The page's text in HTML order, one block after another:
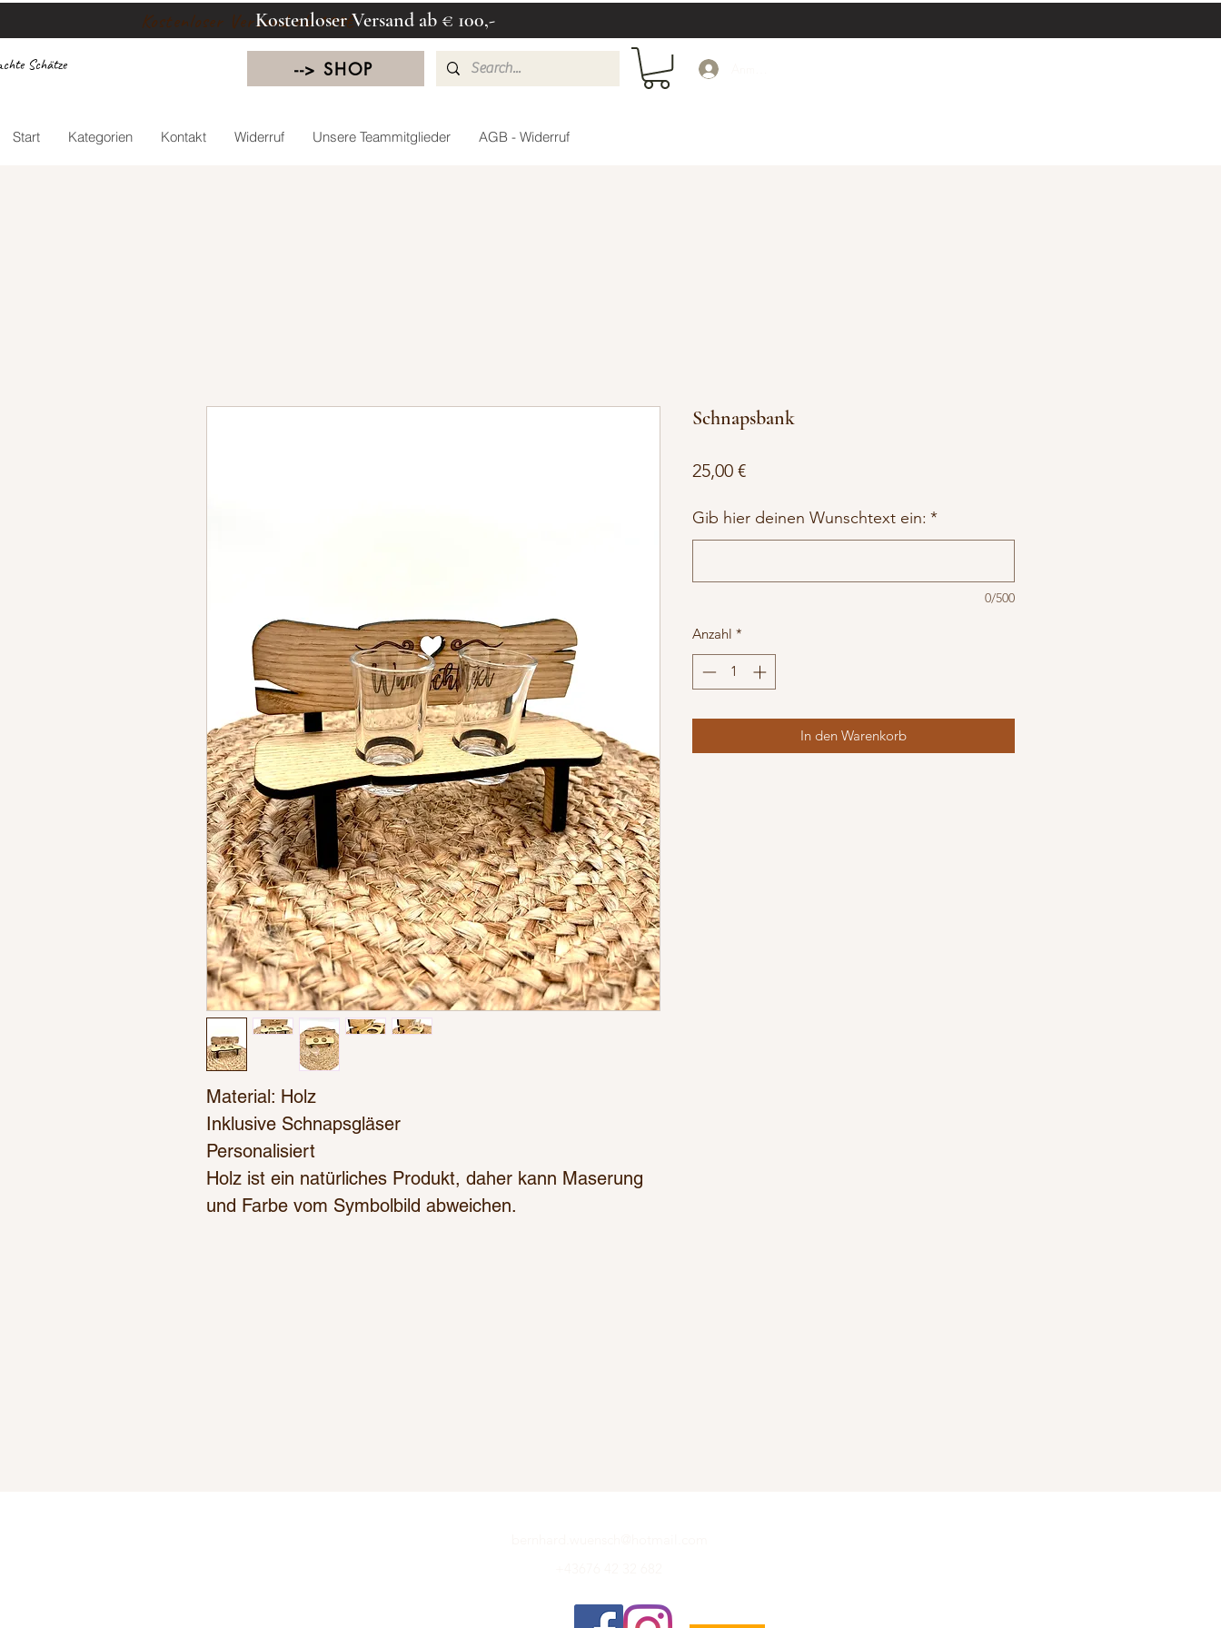
Kostenloser Versand ab 100€Kostenloser Versand ab € 100,-
Schätze
Start Kategorien Kontakt Widerruf Unsere Teammitglieder AGB - Widerruf
--> SHOP
Material: Holz
Inklusive Schnapsgläser
Personalisiert
Holz ist ein natürliches Produkt, daher kann Maserung
und Farbe vom Symbolbild abweichen.
Schnapsbank
25,00 €Preis
Gib hier deinen Wunschtext ein: *
0/500
Anzahl *
In den Warenkorb